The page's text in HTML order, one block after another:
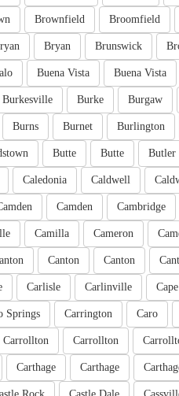
Broomfield
Brownfield
Brunswick
Bryan
Buena Vista
Buena Vista
Burgaw
Burke
Burkesville
Burlington
Burnet
Burns
Butler
Butte
Butte
Caldwell
Caledonia
Cambridge
Camden
Cameron
Camilla
Canton
Canton
Carlinville
Carlisle
Caro
Carrington
Springs
Carrollton
Carrollton
Carthage
Carthage